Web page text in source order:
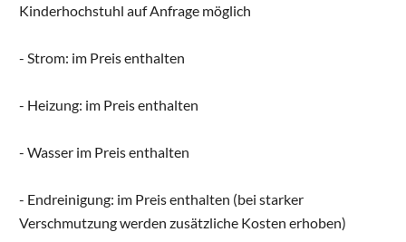
Kinderhochstuhl auf Anfrage möglich
- Strom: im Preis enthalten
- Heizung: im Preis enthalten
- Wasser im Preis enthalten
- Endreinigung: im Preis enthalten (bei starker
Verschmutzung werden zusätzliche Kosten erhoben)